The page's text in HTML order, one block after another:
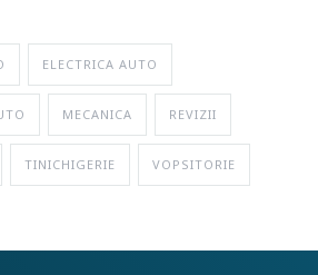
ELECTRICA AUTO
MECANICA REVIZII
TINICHIGERIE VOPSITORIE